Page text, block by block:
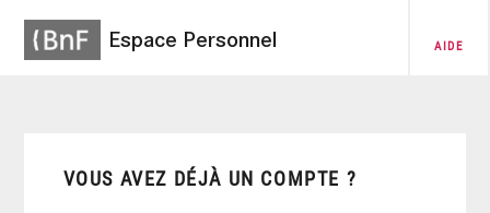
Espace Personnel AIDE
VOUS AVEZ DÉJÀ UN COMPTE ?